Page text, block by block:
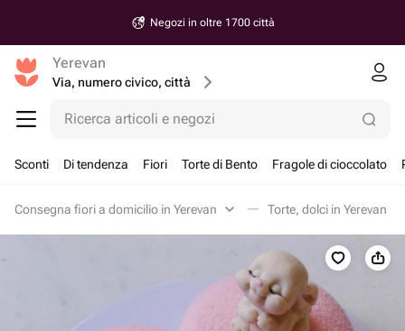
Negozi in oltre 1700 città
Yerevan
Via, numero civico, città
Ricerca articoli e negozi
Sconti Di tendenza Fiori Torte di Bento Fragole di cioccolato
Consegna fiori a domicilio in Yerevan Torte, dolci in Yerevan